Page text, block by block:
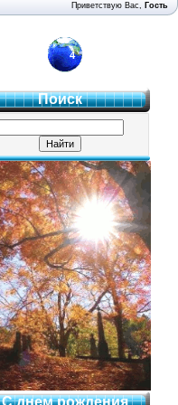
Приветствую Вас, Гость
4 "Б"
Поиск
С днем рождения